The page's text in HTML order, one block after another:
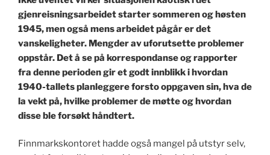
gjenreisningsarbeidet starter sommeren og høsten
1945, men også mens arbeidet pågår er det
vanskeligheter. Mengder av uforutsette problemer
oppstår. Det å se på korrespondanse og rapporter
fra denne perioden gir et godt innblikk i hvordan
1940-tallets planleggere forsto oppgaven sin, hva de
la vekt på, hvilke problemer de møtte og hvordan
disse ble forsøkt håndtert.
Finnmarkskontoret hadde også mangel på utstyr selv,